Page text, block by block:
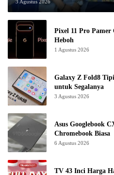
3 Agustus 2026
Pixel 11 Pro
Heboh
1 Agustus 2026
Galaxy Z Fold8
untuk Segalanya
3 Agustus 2026
Asus Googlebook
Chromebook Biasa
6 Agustus 2026
TV 43 Inci Harga